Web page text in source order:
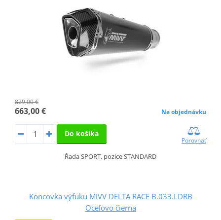
829,00 €
663,00 € Na objednávku
Do košíka
Porovnať
Řada SPORT, pozice STANDARD
Koncovka výfuku MIVV DELTA RACE B.033.LDRB
Oceľovo čierna